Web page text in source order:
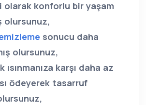
olarak konforlu bir yaşam
olursunuz,
sonucu daha
olursunuz,
ısınmanıza karşı daha az
ödeyerek tasarruf